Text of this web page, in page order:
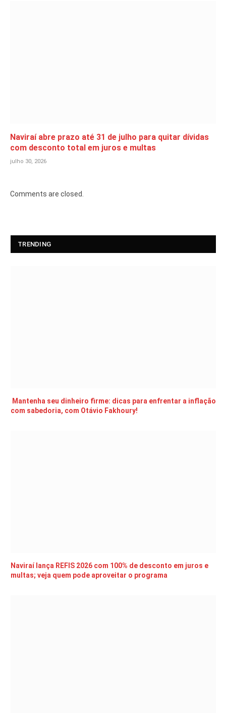
Naviraí abre prazo até 31 de julho para quitar dívidas
com desconto total em juros e multas
julho 30, 2026
Comments are closed.
TRENDING
Mantenha seu dinheiro firme: dicas para enfrentar a inflação
com sabedoria, com Otávio Fakhoury!
Naviraí lança REFIS 2026 com 100% de desconto em juros e
multas; veja quem pode aproveitar o programa